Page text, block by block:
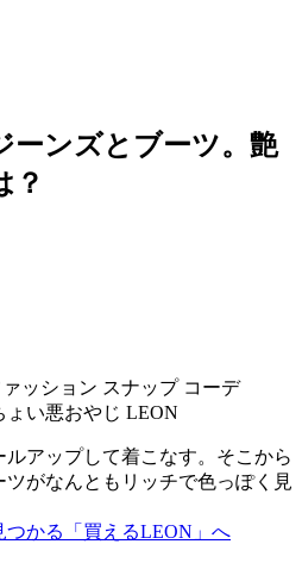
ーンズとブーツ。艶
？
アップして着こなす。そこから
がなんともリッチで色っぽく見
かる「買えるLEON」へ